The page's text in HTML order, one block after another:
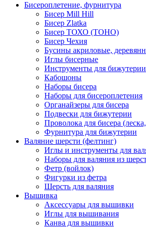
Бисероплетение, фурнитура
Бисер Mill Hill
Бисер Zlatka
Бисер ТОХО (TOHO)
Бисер Чехия
Бусины акриловые,
Иглы бисерные
Инструменты для
Кабошоны
Наборы бисера
Наборы для бисероплетения
Органайзеры для бисера
Подвески для бижутерии
Проволока для бисера
Фурнитура для бижутерии
Валяние шерсти (фелтинг)
Иглы и инструменты для
Наборы для валяния из
Фетр (войлок)
Фигурки из фетра
Шерсть для валяния
Вышивка
Аксессуары для вышивки
Иглы для вышивания
Канва для вышивки